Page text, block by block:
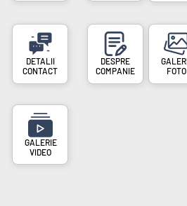
CONTACT
DESPRE
COMPANIE
FOTO
VIDEO